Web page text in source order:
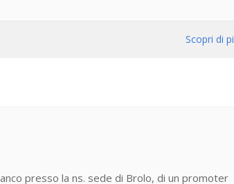
Scopri di
presso la ns. sede di Brolo, di un promoter